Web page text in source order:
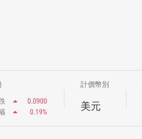
0.0900
0.19%
計價幣別
美元